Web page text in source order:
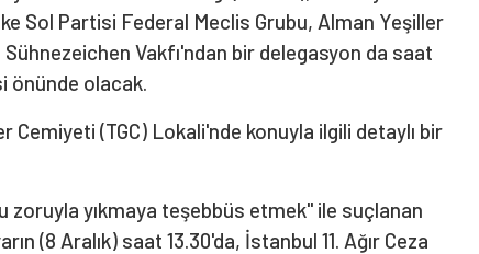
Sol Partisi Federal Meclis Grubu, Alman Yeşiller
Vakfı'ndan bir delegasyon da saat
önünde olacak.
Cemiyeti (TGC) Lokali'nde konuyla ilgili detaylı bir
zoruyla yıkmaya teşebbüs etmek" ile suçlanan
(8 Aralık) saat 13.30'da, İstanbul 11. Ağır Ceza